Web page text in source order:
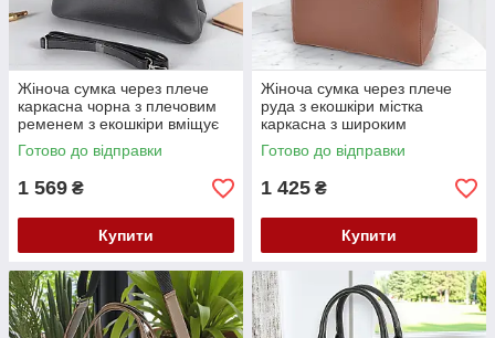
Жіноча сумка через плече
каркасна чорна з плечовим
ременем з екошкіри вміщує
А4
Готово до відправки
1 569 ₴
Купити
Жіноча сумка через плече
руда з екошкіри містка
каркасна з широким
плечовим ременем
Готово до відправки
1 425 ₴
Купити